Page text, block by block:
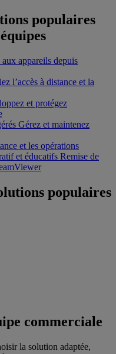
populaires
appareils depuis
l’accès à distance et la
et protégez
Gérez et maintenez
et les opérations
et éducatifs Remise de
populaires
commerciale
la solution adaptée,